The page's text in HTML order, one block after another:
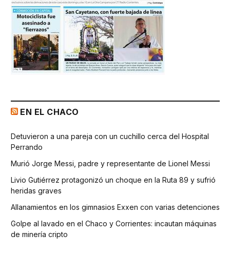
EN EL CHACO
Detuvieron a una pareja con un cuchillo cerca del Hospital
Perrando
Murió Jorge Messi, padre y representante de Lionel Messi
Livio Gutiérrez protagonizó un choque en la Ruta 89 y sufrió
heridas graves
Allanamientos en los gimnasios Exxen con varias detenciones
Golpe al lavado en el Chaco y Corrientes: incautan máquinas
de minería cripto